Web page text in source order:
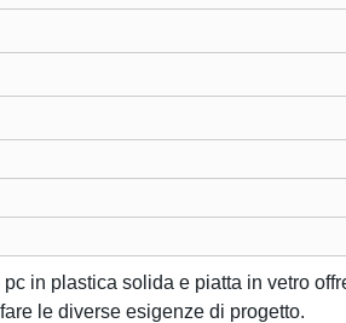
in plastica solida e piatta in vetro
le diverse esigenze di progetto.